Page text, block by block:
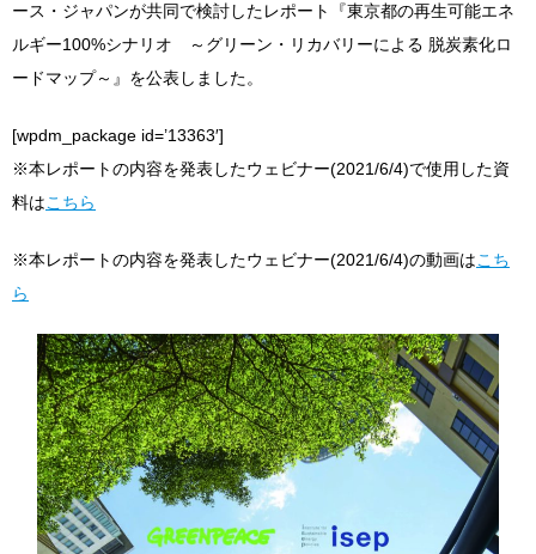
ース・ジャパンが共同で検討したレポート『東京都の再生可能エネ
ルギー100%シナリオ ～グリーン・リカバリーによる 脱炭素化ロ
ードマップ～』を公表しました。
[wpdm_package id=’13363′]
※本レポートの内容を発表したウェビナー(2021/6/4)で使用した資
料はこちら
※本レポートの内容を発表したウェビナー(2021/6/4)の動画はこち
ら